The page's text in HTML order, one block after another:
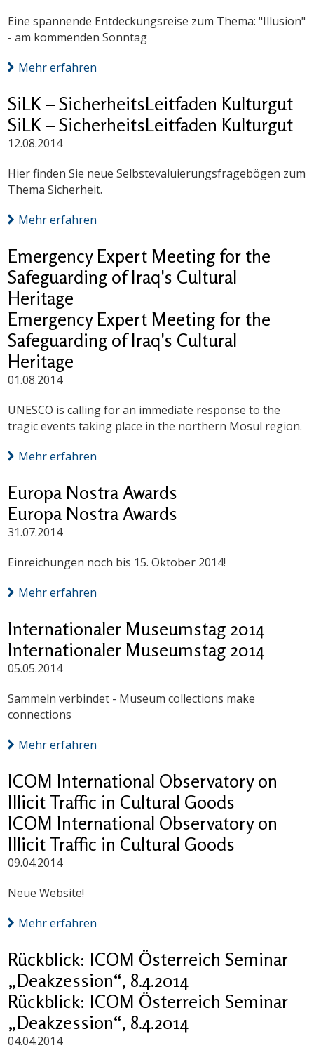
Eine spannende Entdeckungsreise zum Thema: "Illusion"
- am kommenden Sonntag
Mehr erfahren
SiLK – SicherheitsLeitfaden Kulturgut
SiLK – SicherheitsLeitfaden Kulturgut
12.08.2014
Hier finden Sie neue Selbstevaluierungsfragebögen zum
Thema Sicherheit.
Mehr erfahren
Emergency Expert Meeting for the
Safeguarding of Iraq's Cultural
Heritage
Emergency Expert Meeting for the
Safeguarding of Iraq's Cultural
Heritage
01.08.2014
UNESCO is calling for an immediate response to the
tragic events taking place in the northern Mosul region.
Mehr erfahren
Europa Nostra Awards
Europa Nostra Awards
31.07.2014
Einreichungen noch bis 15. Oktober 2014!
Mehr erfahren
Internationaler Museumstag 2014
Internationaler Museumstag 2014
05.05.2014
Sammeln verbindet - Museum collections make
connections
Mehr erfahren
ICOM International Observatory on
Illicit Traffic in Cultural Goods
ICOM International Observatory on
Illicit Traffic in Cultural Goods
09.04.2014
Neue Website!
Mehr erfahren
Rückblick: ICOM Österreich Seminar
„Deakzession“, 8.4.2014
Rückblick: ICOM Österreich Seminar
„Deakzession“, 8.4.2014
04.04.2014